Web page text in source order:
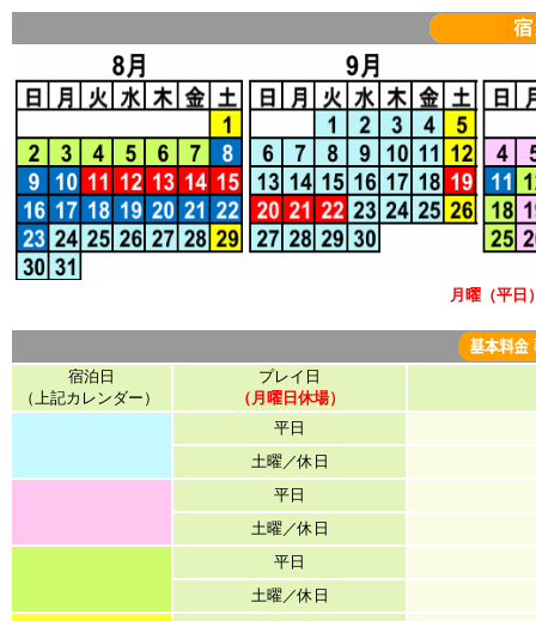
月曜（平日
宿泊日
（上記カレンダー）
プレイ日
（月曜日休場）
平日
土曜／休日
平日
土曜／休日
平日
土曜／休日